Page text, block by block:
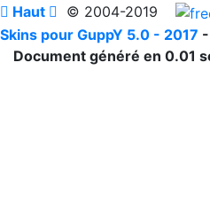
 Haut  © 2004-2019
Skins pour GuppY 5.0 - 2017 -
Document généré en 0.01